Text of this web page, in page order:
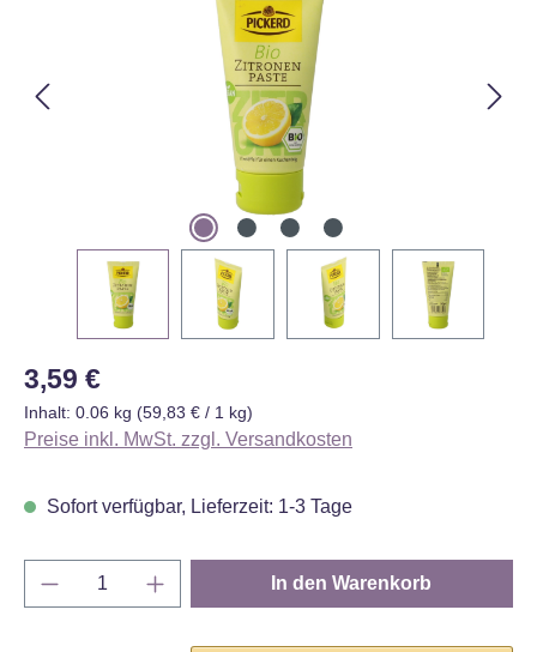
Regulärer Preis:
3,59 €
Inhalt: 0.06 kg (59,83 € / 1 kg)
Preise inkl. MwSt. zzgl. Versandkosten
Sofort verfügbar, Lieferzeit: 1-3 Tage
Produkt Anzahl: Gib den gewünschten
In den Warenkorb